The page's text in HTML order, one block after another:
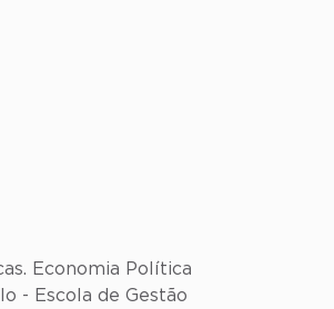
Economia Política
- Escola de Gestão